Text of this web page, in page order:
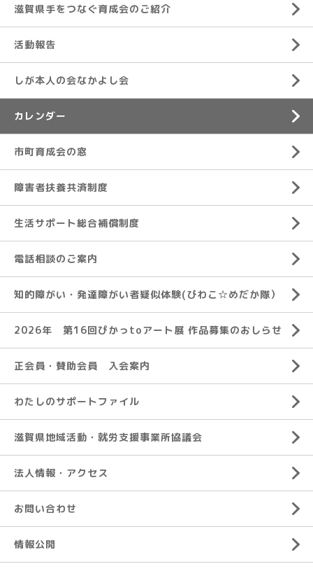
滋賀県手をつなぐ育成会のご紹介
活動報告
しが本人の会なかよし会
カレンダー
市町育成会の窓
障害者扶養共済制度
生活サポート総合補償制度
電話相談のご案内
知的障がい・発達障がい者疑似体験(びわこ☆めだか隊）
2026年 第16回ぴかっtoアート展 作品募集のおしらせ
正会員・賛助会員 入会案内
わたしのサポートファイル
滋賀県地域活動・就労支援事業所協議会
法人情報・アクセス
お問い合わせ
情報公開